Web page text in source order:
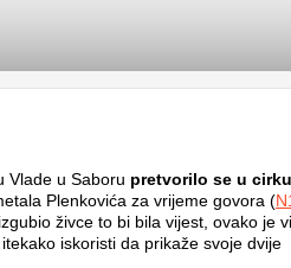
Vlade u Saboru pretvorilo se u
Plenkovića za vrijeme govora (
živce to bi bila vijest, ovako je
iskoristi da prikaže svoje dvije